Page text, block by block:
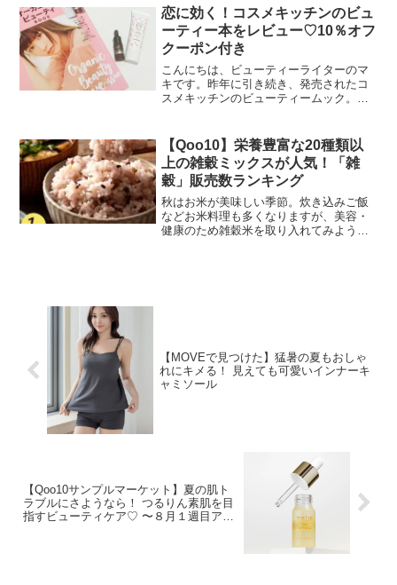
ターネット総合ショッピングモール
「Qoo10」を運営するeB...
恋に効く！コスメキッチンのビュ
ーティー本をレビュー♡10％オフ
クーポン付き
こんにちは、ビューティーライターのマ
キです。昨年に引き続き、発売されたコ
スメキッチンのビューティームック。ナ
ありますが、不慣れな人はとっつきにく
い部分があります。そうい...
【Qoo10】栄養豊富な20種類以
上の雑穀ミックスが人気！「雑
穀」販売数ランキング
秋はお米が美味しい季節。炊き込みご飯
などお米料理も多くなりますが、美容・
健康のため雑穀米を取り入れてみようと
【MOVEで見つけた】猛暑の夏もおしゃ
れにキメる！ 見えても可愛いインナーキ
ャミソール
【Qoo10サンプルマーケット】夏の肌ト
ラブルにさようなら！ つるりん素肌を目
指すビューティケア♡ 〜８月１週目アイ